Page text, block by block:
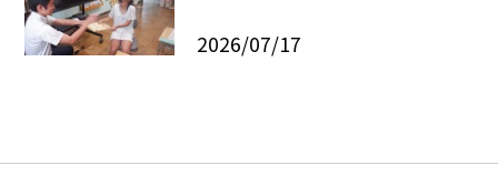
2026/07/17